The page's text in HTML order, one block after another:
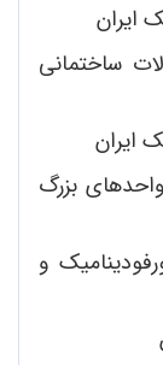
ایران
ساختمانی
ایران
بزرگ
و